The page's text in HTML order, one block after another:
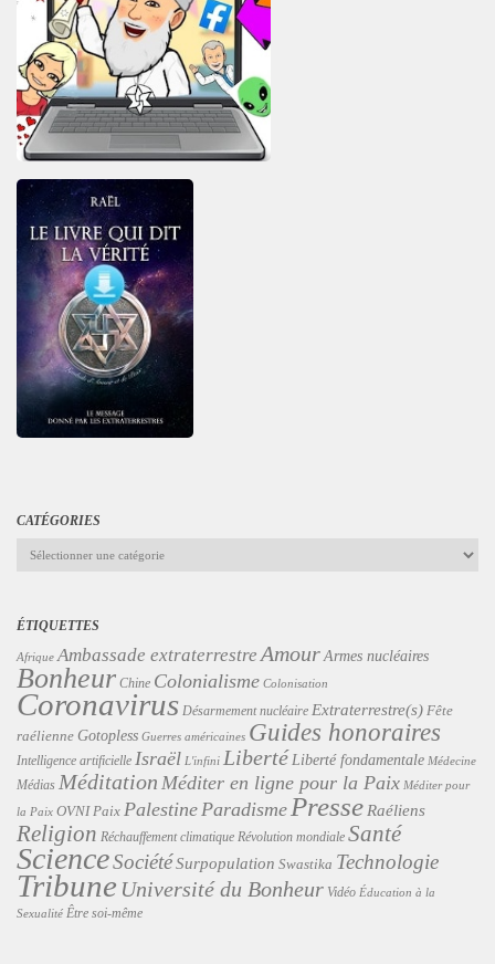
CATÉGORIES
Catégories
ÉTIQUETTES
Afrique Ambassade extraterrestre Amour Armes nucléaires
Bonheur Chine Colonialisme Colonisation
Coronavirus Désarmement nucléaire Extraterrestre(s) Fête
raélienne Gotopless Guerres américaines Guides honoraires
Intelligence artificielle Israël L'infini Liberté Liberté fondamentale Médecine
Médias Méditation Méditer en ligne pour la Paix Méditer pour
la Paix OVNI Paix PalestineParadismePresseRaéliens
Religion Réchauffement climatique Révolution mondiale Santé
ScienceSociétéSurpopulation Swastika Technologie
Tribune Université du Bonheur Vidéo Éducation à la
Sexualité Être soi-même